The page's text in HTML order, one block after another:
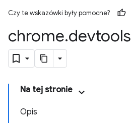
Czy te wskazówki były pomocne?
chrome.devtools
Na tej stronie
Opis